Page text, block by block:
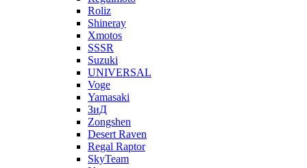
Roliz
Shineray
Xmotos
SSSR
Suzuki
UNIVERSAL
Voge
Yamasaki
ЗиД
Zongshen
Desert Raven
Regal Raptor
SkyTeam